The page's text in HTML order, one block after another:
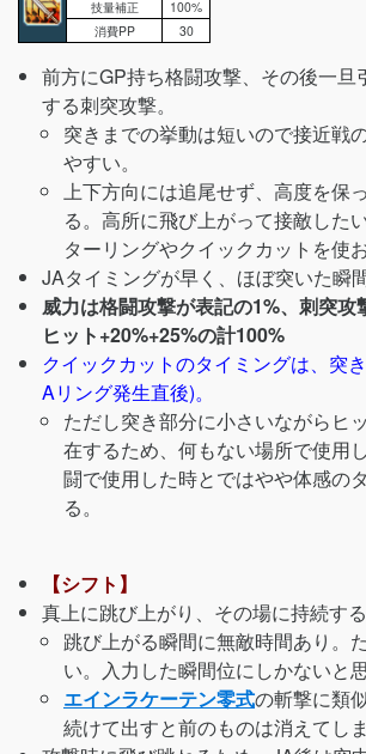
技量補正
100%
消費PP
30
前方にGP持ち格闘攻撃、その後一旦
する刺突攻撃。
突きまでの挙動は短いので接近戦
やすい。
上下方向には追尾せず、高度を保
る。高所に飛び上がって接敵した
ターリングやクイックカットを使お
JAタイミングが早く、ほぼ突いた瞬
威力は格闘攻撃が表記の1%、刺突攻
ヒット+20%+25%の計100%
クイックカットのタイミングは、突
Aリング発生直後)。
ただし突き部分に小さいながらヒ
在するため、何もない場所で使用
闘で使用した時とではやや体感の
る。
【シフト】
真上に跳び上がり、その場に持続する
跳び上がる瞬間に無敵時間あり。
い。入力した瞬間位にしかないと
エインラケーテン零式の斬撃に類
続けて出すと前のものは消えてしま